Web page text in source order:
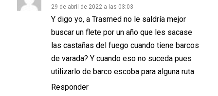
29 de abril de 2022 a las 03:03
Y digo yo, a Trasmed no le saldría mejor
buscar un flete por un año que les sacase
las castañas del fuego cuando tiene barcos
de varada? Y cuando eso no suceda pues
utilizarlo de barco escoba para alguna ruta
Responder